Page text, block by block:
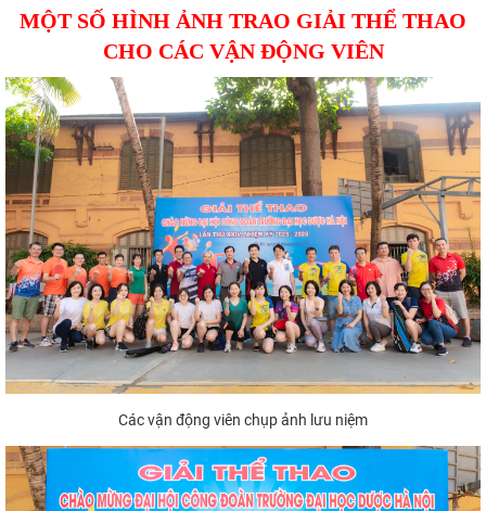
MỘT SỐ HÌNH ẢNH TRAO GIẢI THỂ THAO
CHO CÁC VẬN ĐỘNG VIÊN
Các vận động viên chụp ảnh lưu niệm